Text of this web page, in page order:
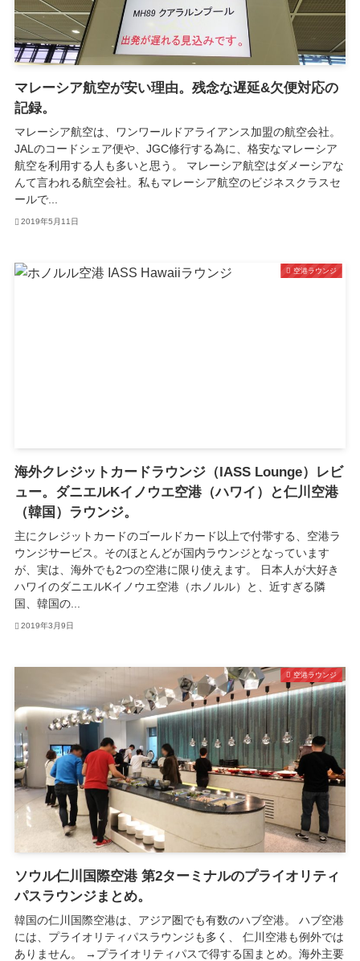
マレーシア航空が安い理由。残念な遅延&欠便対応の
記録。
マレーシア航空は、ワンワールドアライアンス加盟の航空会社。
JALのコードシェア便や、JGC修行する為に、格安なマレーシア
航空を利用する人も多いと思う。 マレーシア航空はダメーシアな
んて言われる航空会社。私もマレーシア航空のビジネスクラスセ
ールで...
2019年5月11日
空港ラウンジ
海外クレジットカードラウンジ（IASS Lounge）レビ
ュー。ダニエルKイノウエ空港（ハワイ）と仁川空港
（韓国）ラウンジ。
主にクレジットカードのゴールドカード以上で付帯する、空港ラ
ウンジサービス。そのほとんどが国内ラウンジとなっています
が、実は、海外でも2つの空港に限り使えます。 日本人が大好き
ハワイのダニエルKイノウエ空港（ホノルル）と、近すぎる隣
国、韓国の...
2019年3月9日
空港ラウンジ
ソウル仁川国際空港 第2ターミナルのプライオリティ
パスラウンジまとめ。
韓国の仁川国際空港は、アジア圏でも有数のハブ空港。 ハブ空港
には、プライオリティパスラウンジも多く、 仁川空港も例外では
ありません。 →プライオリティパスで得する国まとめ。海外主要